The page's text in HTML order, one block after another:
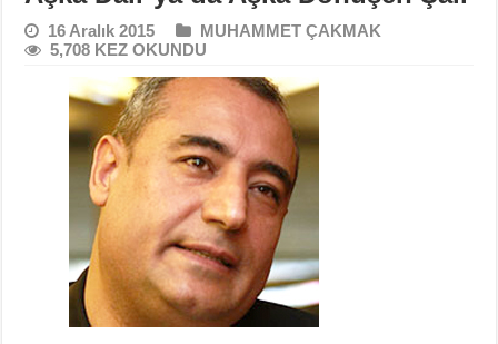
16 Aralık 2015
MUHAMMET ÇAKMAK
5,708 KEZ OKUNDU